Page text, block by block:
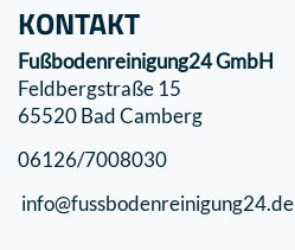
KONTAKT
Fußbodenreinigung24 GmbH
Feldbergstraße 15
65520 Bad Camberg
06126/7008030
info@fussbodenreinigung24.de